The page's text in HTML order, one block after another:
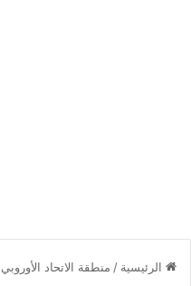
الرئيسية / منطقة الاتحاد الأوروبي